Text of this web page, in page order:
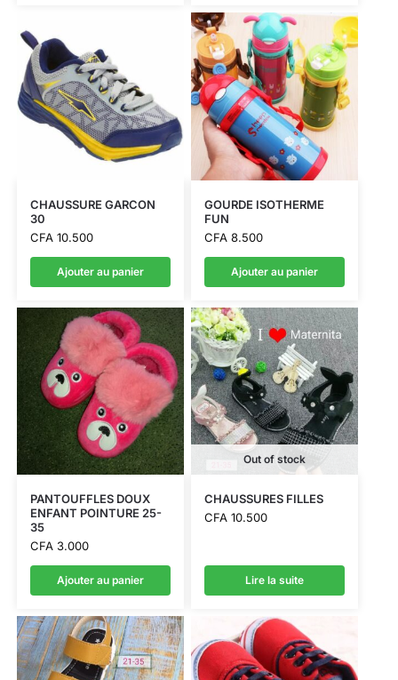
CHAUSSURE GARCON
30
CFA10.500
Ajouter au panier
GOURDE ISOTHERME
FUN
CFA8.500
Ajouter au panier
PANTOUFFLES DOUX
ENFANT POINTURE 25-
35
CFA3.000
Ajouter au panier
Out of stock
CHAUSSURES FILLES
CFA10.500
Lire la suite